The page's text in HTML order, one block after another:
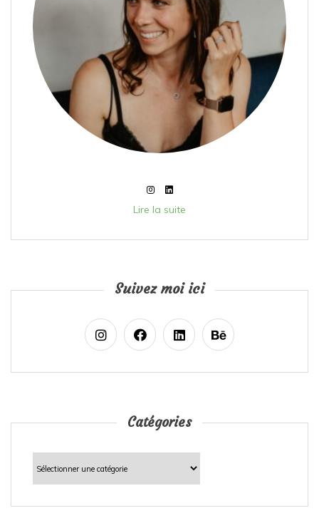
Lire la suite
Suivez moi ici
Catégories
Catégories